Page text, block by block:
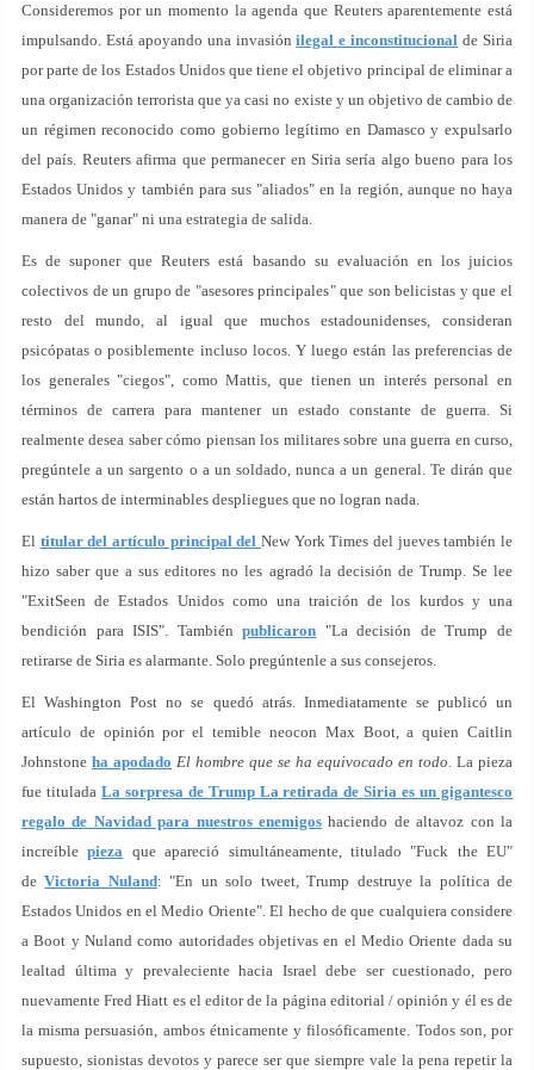
Consideremos por un momento la agenda que Reuters aparentemente está
impulsando. Está apoyando una invasiónilegal e inconstitucional de Siria
por parte de los Estados Unidos que tiene el objetivo principal de eliminar a
una organización terrorista que ya casi no existe y un objetivo de cambio de
un régimen reconocido como gobierno legítimo en Damasco y expulsarlo
del país. Reuters afirma que permanecer en Siria sería algo bueno para los
Estados Unidos y también para sus "aliados" en la región, aunque no haya
manera de "ganar" ni una estrategia de salida.
Es de suponer que Reuters está basando su evaluación en los juicios
colectivos de un grupo de "asesores principales" que son belicistas y que el
resto del mundo, al igual que muchos estadounidenses, consideran
psicópatas o posiblemente incluso locos. Y luego están las preferencias de
los generales "ciegos", como Mattis, que tienen un interés personal en
términos de carrera para mantener un estado constante de guerra. Si
realmente desea saber cómo piensan los militares sobre una guerra en curso,
pregúntele a un sargento o a un soldado, nunca a un general. Te dirán que
están hartos de interminables despliegues que no logran nada.
El titular del artículo principal delNew York Times del jueves también le
hizo saber que a sus editores no les agradó la decisión de Trump. Se lee
"ExitSeen de Estados Unidos como una traición de los kurdos y una
bendición para ISIS". Tambiénpublicaron "La decisión de Trump de
retirarse de Siria es alarmante. Solo pregúntenle a sus consejeros.
El Washington Post no se quedó atrás. Inmediatamente se publicó un
artículo de opinión por el temible neocon Max Boot, a quien Caitlin
Johnstone ha apodado El hombre que se ha equivocado en todo. La pieza
fue titulada La sorpresa de Trump La retirada de Siria es un gigantesco
regalo de Navidad para nuestros enemigos haciendo de altavoz con la
increíblepieza que apareció simultáneamente, titulado "Fuck the EU"
deVictoria Nuland: "En un solo tweet, Trump destruye la política de
Estados Unidos en el Medio Oriente". El hecho de que cualquiera considere
a Boot y Nuland como autoridades objetivas en el Medio Oriente dada su
lealtad última y prevaleciente hacia Israel debe ser cuestionado, pero
nuevamente Fred Hiatt es el editor de la página editorial / opinión y él es de
la misma persuasión, ambos étnicamente y filosóficamente. Todos son, por
supuesto, sionistas devotos y parece ser que siempre vale la pena repetir la